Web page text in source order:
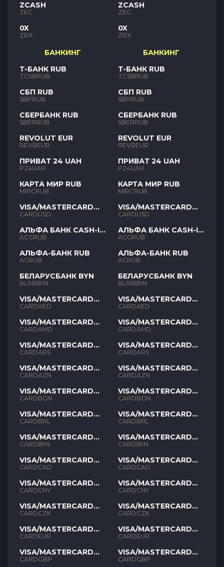
ZCASH
ZEC
0X
ZRX
БАНКИНГ
Т-БАНК RUB
TCSBRUB
СБП RUB
SBPRUB
СБЕРБАНК RUB
SBERRUB
REVOLUT EUR
REVBEUR
ПРИВАТ 24 UAH
P24UAH
КАРТА МИР RUB
MIRCRUB
VISA/MASTERCARD
USD
CARDUSD
АЛЬФА БАНК CASH-IN
RUB
ACCRUB
АЛЬФА-БАНК RUB
ACRUB
БЕЛАРУСБАНК BYN
BLRBBYN
VISA/MASTERCARD
AED
CARDAED
VISA/MASTERCARD
AMD
CARDAMD
VISA/MASTERCARD
ARS
CARDARS
VISA/MASTERCARD
AZN
CARDAZN
VISA/MASTERCARD
BGN
CARDBGN
VISA/MASTERCARD
BRL
CARDBRL
VISA/MASTERCARD
BYN
CARDBYN
VISA/MASTERCARD
CAD
CARDCAD
VISA/MASTERCARD
CNY
CARDCNY
VISA/MASTERCARD
CZK
CARDCZK
VISA/MASTERCARD
EUR
CARDEUR
VISA/MASTERCARD
GBP
CARDGBP
ZCASH
ZEC
0X
ZRX
БАНКИНГ
Т-БАНК RUB
TCSBRUB
СБП RUB
SBPRUB
СБЕРБАНК RUB
SBERRUB
REVOLUT EUR
REVBEUR
ПРИВАТ 24 UAH
P24UAH
КАРТА МИР RUB
MIRCRUB
VISA/MASTERCARD
USD
CARDUSD
АЛЬФА БАНК CASH-IN
RUB
ACCRUB
АЛЬФА-БАНК RUB
ACRUB
БЕЛАРУСБАНК BYN
BLRBBYN
VISA/MASTERCARD
AED
CARDAED
VISA/MASTERCARD
AMD
CARDAMD
VISA/MASTERCARD
ARS
CARDARS
VISA/MASTERCARD
AZN
CARDAZN
VISA/MASTERCARD
BGN
CARDBGN
VISA/MASTERCARD
BRL
CARDBRL
VISA/MASTERCARD
BYN
CARDBYN
VISA/MASTERCARD
CAD
CARDCAD
VISA/MASTERCARD
CNY
CARDCNY
VISA/MASTERCARD
CZK
CARDCZK
VISA/MASTERCARD
EUR
CARDEUR
VISA/MASTERCARD
GBP
CARDGBP